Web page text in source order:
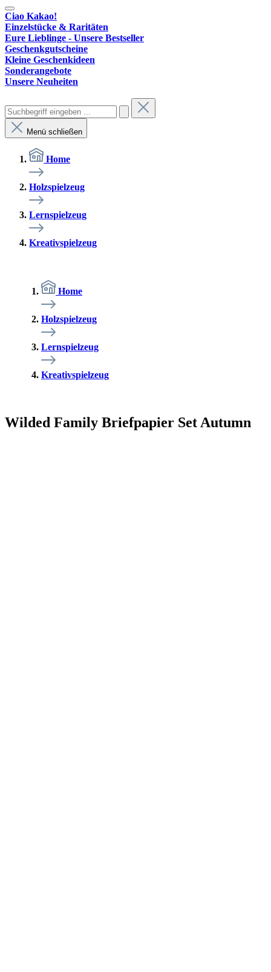
Ciao Kakao!
Einzelstücke & Raritäten
Eure Lieblinge - Unsere Bestseller
Geschenkgutscheine
Kleine Geschenkideen
Sonderangebote
Unsere Neuheiten
Menü schließen
Home
Holzspielzeug
Lernspielzeug
Kreativspielzeug
Home
Holzspielzeug
Lernspielzeug
Kreativspielzeug
Wilded Family Briefpapier Set Autumn